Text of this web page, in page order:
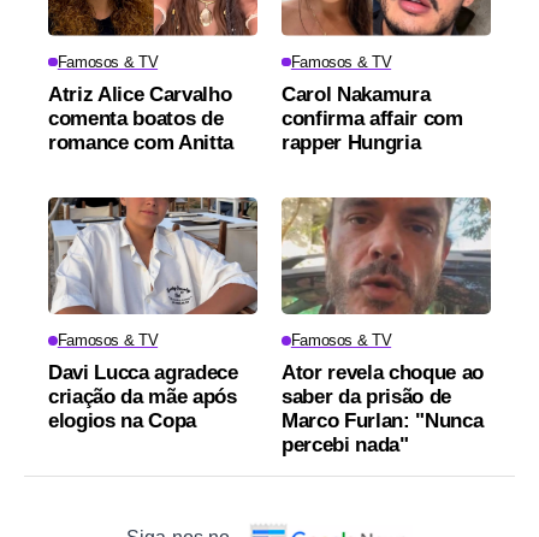
Famosos & TV
Atriz Alice Carvalho
comenta boatos de
romance com Anitta
Famosos & TV
Carol Nakamura
confirma affair com
rapper Hungria
Famosos & TV
Davi Lucca agradece
criação da mãe após
elogios na Copa
Famosos & TV
Ator revela choque ao
saber da prisão de
Marco Furlan: "Nunca
percebi nada"